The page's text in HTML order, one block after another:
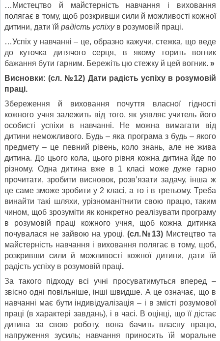
…Мистецтво й майстерність навчання і виховання
полягає в тому, щоб розкривши сили й можливості кожної
дитини, дати їй радість успіхув розумовій праці.
…Успіх у навчанні – це, образно кажучи, стежка, що веде
до куточка дитячого серця, в якому горить вогник
бажання бути гарним. Бережіть цю стежку й цей вогник. »
Висновки: (сл. №12) Дати радість успіху в розумовій
праці.
Збереження й виховання почуття власної гідності
кожного учня залежить від того, як уявляє учитель його
особисті успіхи в навчанні. Не можна вимагати від
дитини неможливого. Будь – яка програма з будь – якого
предмету – це певний рівень, коло знань, але не жива
дитина. До цього кола, цього рівня кожна дитина йде по
різному. Одна дитина вже в 1 класі може дуже гарно
прочитати, зробити висновок, розв’язати задачу, інша ж
це саме зможе зробити у 2 класі, а то і в третьому. Треба
винайти такі шляхи, урізноманітнити свою працю, таким
чином, щоб зрозуміти як конкретно реалізувати програму
в розумовій праці кожного учня, щоб кожна дитинка
почувалася не зайвою на уроці.(сл.№13) Мистецтво та
майстерність навчання і виховання полягає в тому, щоб,
розкривши сили й можливості кожної дитини, дати їй
радість успіху в розумовій праці.
За такого підходу всі учні просуватимуться вперед –
звісно одні повільніше, інші швидше. А це означає, що в
навчанні має бути індивідуалізація – і в змісті розумової
праці (в характері завдань), і в часі. В оцінці, що її дістає
дитина за свою роботу, вона бачить власну працю,
напруження зусиль; навчання приносить їй моральне